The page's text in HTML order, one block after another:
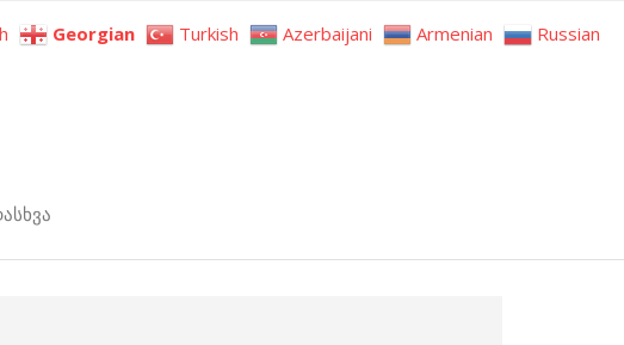
Georgian Turkish Azerbaijani Armenian Russian